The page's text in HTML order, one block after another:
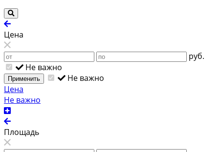
Цена
руб.
Не важно
Применить
Не важно
Цена
Не важно
Площадь